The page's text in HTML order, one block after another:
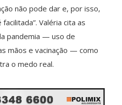
não pode dar e, por isso,
Valéria cita as
pandemia — uso de
mãos e vacinação — como
o medo real.